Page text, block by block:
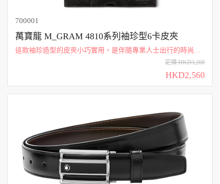
700001
萬寶龍 M_GRAM 4810系列袖珍型6卡皮夾
這款袖珍造型的皮夾小巧實用，是伴隨專業人士出行的時尚單
品。 採用柔軟皮革製成，刻有其萬寶龍「M」字圖案。除了 6
定價 HKD3,200
HKD2,560